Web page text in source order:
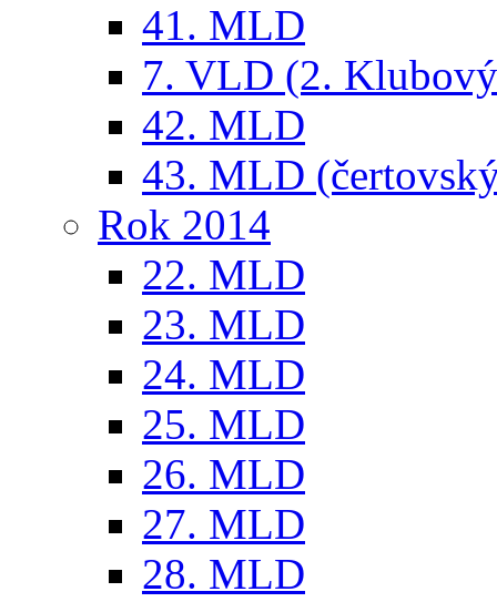
41. MLD
7. VLD (2.
42. MLD
43. MLD
Rok 2014
22. MLD
23. MLD
24. MLD
25. MLD
26. MLD
27. MLD
28. MLD